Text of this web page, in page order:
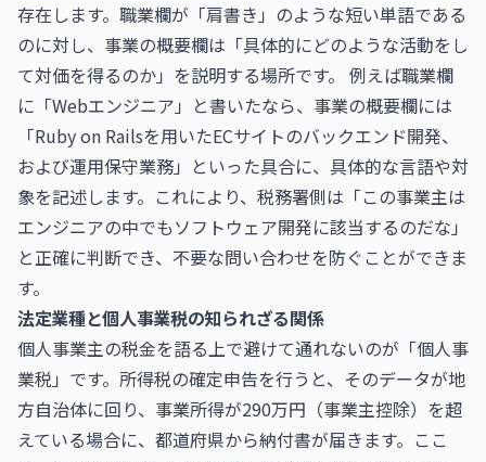
存在します。職業欄が「肩書き」のような短い単語である
のに対し、事業の概要欄は「具体的にどのような活動をし
て対価を得るのか」を説明する場所です。 例えば職業欄
に「Webエンジニア」と書いたなら、事業の概要欄には
「Ruby on Railsを用いたECサイトのバックエンド開発、
および運用保守業務」といった具合に、具体的な言語や対
象を記述します。これにより、税務署側は「この事業主は
エンジニアの中でもソフトウェア開発に該当するのだな」
と正確に判断でき、不要な問い合わせを防ぐことができま
す。
法定業種と個人事業税の知られざる関係
個人事業主の税金を語る上で避けて通れないのが「個人事
業税」です。所得税の確定申告を行うと、そのデータが地
方自治体に回り、事業所得が290万円（事業主控除）を超
えている場合に、都道府県から納付書が届きます。ここ